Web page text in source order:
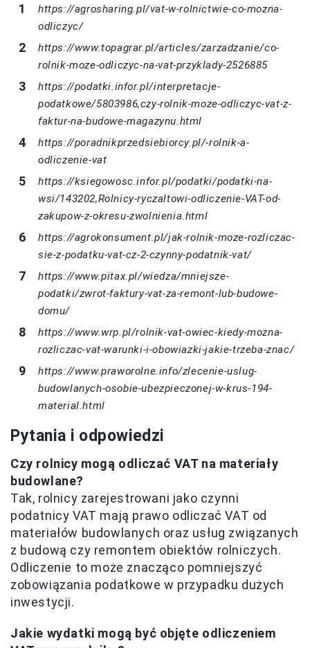
https://agrosharing.pl/vat-w-rolnictwie-co-mozna-
odliczyc/
https://www.topagrar.pl/articles/zarzadzanie/co-
rolnik-moze-odliczyc-na-vat-przyklady-2526885
https://podatki.infor.pl/interpretacje-
podatkowe/5803986,czy-rolnik-moze-odliczyc-vat-z-
faktur-na-budowe-magazynu.html
https://poradnikprzedsiebiorcy.pl/-rolnik-a-
odliczenie-vat
https://ksiegowosc.infor.pl/podatki/podatki-na-
wsi/143202,Rolnicy-ryczaltowi-odliczenie-VAT-od-
zakupow-z-okresu-zwolnienia.html
https://agrokonsument.pl/jak-rolnik-moze-rozliczac-
sie-z-podatku-vat-cz-2-czynny-podatnik-vat/
https://www.pitax.pl/wiedza/mniejsze-
podatki/zwrot-faktury-vat-za-remont-lub-budowe-
domu/
https://www.wrp.pl/rolnik-vat-owiec-kiedy-mozna-
rozliczac-vat-warunki-i-obowiazki-jakie-trzeba-znac/
https://www.praworolne.info/zlecenie-uslug-
budowlanych-osobie-ubezpieczonej-w-krus-194-
material.html
Pytania i odpowiedzi
Czy rolnicy mogą odliczać VAT na materiały
budowlane?
Tak, rolnicy zarejestrowani jako czynni
podatnicy VAT mają prawo odliczać VAT od
materiałów budowlanych oraz usług związanych
z budową czy remontem obiektów rolniczych.
Odliczenie to może znacząco pomniejszyć
zobowiązania podatkowe w przypadku dużych
inwestycji.
Jakie wydatki mogą być objęte odliczeniem